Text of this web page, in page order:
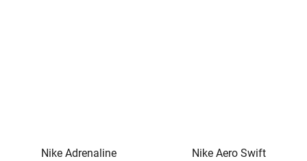
Nike Adrenaline
Nike Aero Swift